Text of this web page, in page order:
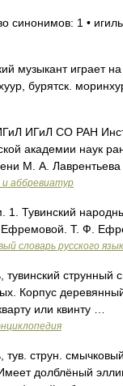
синонимов: 1 •
музыкант играет
бурятск.
ИГиЛ СО РАН
академии наук
М. А.
аббревиатур
Тувинский
Ефремовой. Т. Ф.
словарь русского
струнный
Корпус
или квинту …
струн. смычковый
долблёный